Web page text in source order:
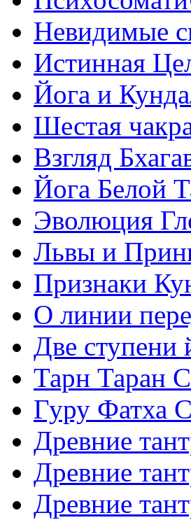
Невидимые
Истинная
Йога и
Шестая
Взгляд
Йога Белой
Эволюция
Львы и
Признаки
О линии
Две ступени
Тарн Таран
Гуру Фатха
Древние
Древние
Древние